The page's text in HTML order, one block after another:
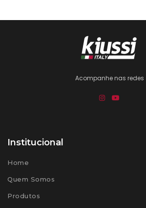
Acompanhe nas redes
Institucional
Home
Quem Somos
Produtos